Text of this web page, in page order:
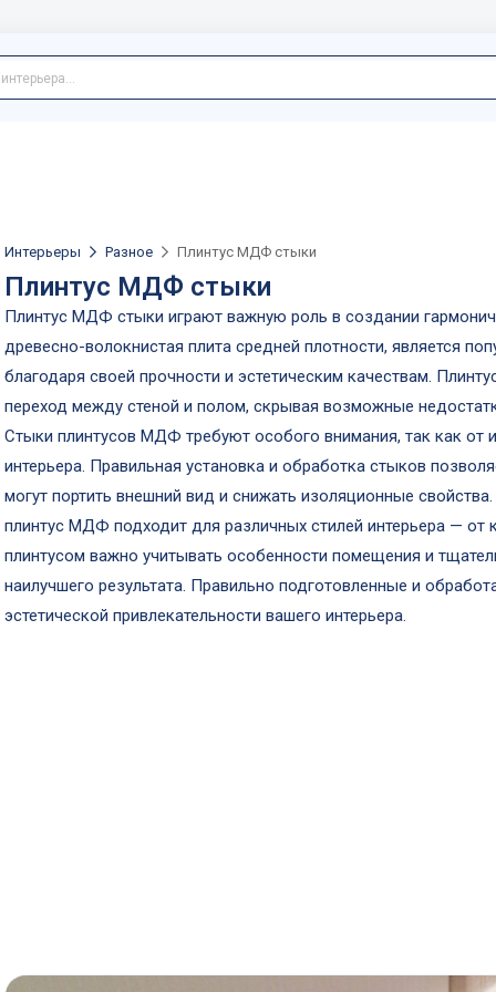
Интерьеры Разное Плинтус МДФ стыки
Плинтус МДФ стыки
Плинтус МДФ стыки играют важную роль в создании
древесно-волокнистая плита средней плотности, является
благодаря своей прочности и эстетическим качествам.
переход между стеной и полом, скрывая возможные
Стыки плинтусов МДФ требуют особого внимания, так как от
интерьера. Правильная установка и обработка стыков
могут портить внешний вид и снижать изоляционные
плинтус МДФ подходит для различных стилей интерьера — от
плинтусом важно учитывать особенности помещения и
наилучшего результата. Правильно подготовленные и
эстетической привлекательности вашего интерьера.